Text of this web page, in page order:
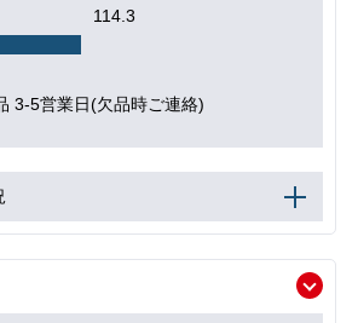
114.3
3-5営業日(欠品時ご連絡)